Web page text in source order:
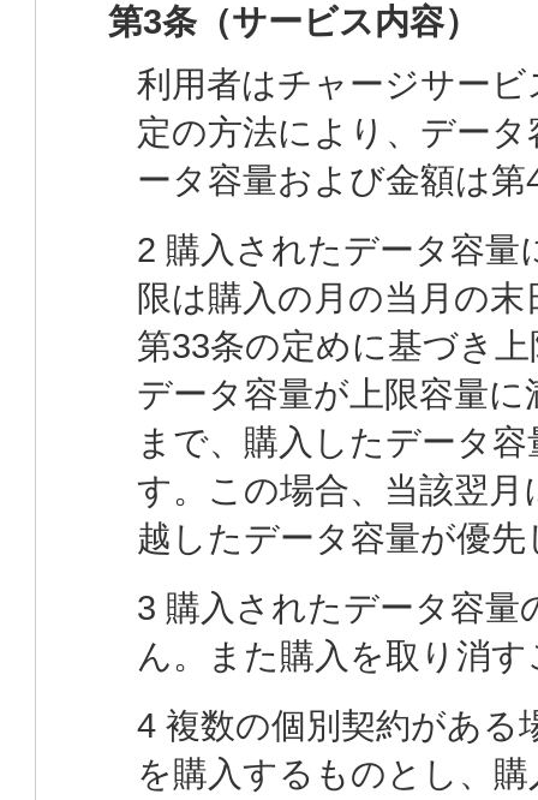
第3条（サービス内容）
利用者はチャージサー
定の方法により、デー
ータ容量および金額は
2 購入されたデータ容量
限は購入の月の当月の
第33条の定めに基づき
データ容量が上限容量
まで、購入したデータ
す。この場合、当該翌
越したデータ容量が優
3 購入されたデータ容
ん。また購入を取り消
4 複数の個別契約がある
を購入するものとし、